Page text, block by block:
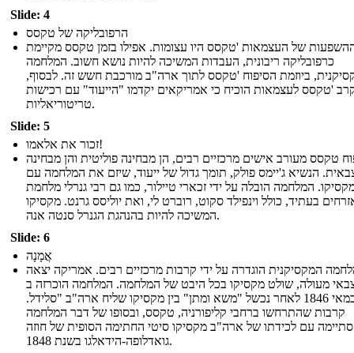
Slide: 4
הרפובליקה של טקסס
של העצמאות 'טקסס היו עצומות. אפילו בזמן טקסס מקיימת
כרפובליקה ריבונית, העבדות המשיכה להיות נושא חשוב. המלחמה
ביוזמת הסיפוח 'טקסס לתוך ארה"ב מורכבת חשש זה. לבסוף,
'טקסס לעצמאות הוכיח כי אמריקאים יקדמו "הייעוד" עם רכישות
טריטוריאליות.
Slide: 5
זכור את אלאמו!
טקסס מעורב אישים מרכזיים רבים, הן מבחינה פוליטית והן מבחינה
הנשיא ג'יימס פולק, תומך גדול של ייעוד, שיזם את המלחמה עם
המלחמה הובלה על ידי זכארי טיילור, כמו גם רבי גנרלי מלחמת
בעתיד, כולל וינפילד סקוט, רוברט לי, ואת יוליסס גרנט. מקסיקו
המשיכה להיות בהנהגת הגנרל סנטה אנה.
Slide: 6
אֲמָנָה
המקסיקנית הוגדרה על ידי קרבות מרכזיים רבים. אמריקה יצאה
מעולה, שולט מקסיקו בכל היבט של המלחמה. המלחמה הוכרזה ב
-13 במאי 1846 לאחר נכשל "משא ומתן" בין מקסיקו שליח ארה"ב "סלידל.
קרבות שהתרחשו ברחבי קליפורניה, טקסס, ובסופו של דבר המלחמה
עם לכידתו של ארה"ב מקסיקו סיטי החתימה הסופית של חוזה
גואדלופה-הידאלגו בשנת 1848.